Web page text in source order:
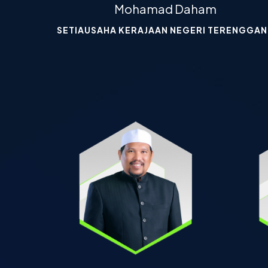
Mohamad Daham
SETIAUSAHA KERAJAAN NEGERI